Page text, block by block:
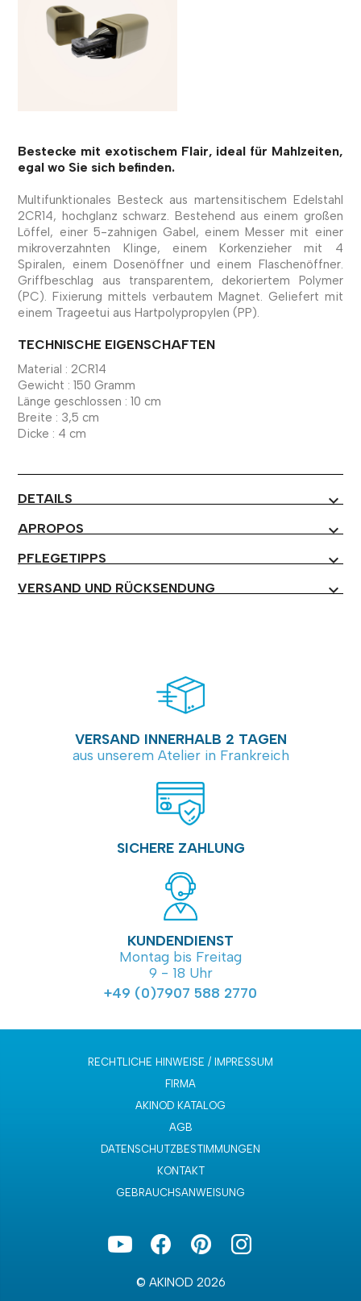
Bestecke mit exotischem Flair, ideal für Mahlzeiten,
egal wo Sie sich befinden.
Multifunktionales Besteck aus martensitischem Edelstahl
2CR14, hochglanz schwarz. Bestehend aus einem großen
Löffel, einer 5-zahnigen Gabel, einem Messer mit einer
mikroverzahnten Klinge, einem Korkenzieher mit 4
Spiralen, einem Dosenöffner und einem Flaschenöffner.
Griffbeschlag aus transparentem, dekoriertem Polymer
(PC). Fixierung mittels verbautem Magnet. Geliefert mit
einem Trageetui aus Hartpolypropylen (PP).
TECHNISCHE EIGENSCHAFTEN
Material : 2CR14
Gewicht : 150 Gramm
Länge geschlossen : 10 cm
Breite : 3,5 cm
Dicke : 4 cm
DETAILS expand_more
APROPOS expand_more
PFLEGETIPPS expand_more
VERSAND UND RÜCKSENDUNG expand_more
VERSAND INNERHALB 2 TAGEN
aus unserem Atelier in Frankreich
SICHERE ZAHLUNG
KUNDENDIENST
Montag bis Freitag
9 - 18 Uhr
+49 (0)7907 588 2770
RECHTLICHE HINWEISE / IMPRESSUM
FIRMA
AKINOD KATALOG
AGB
DATENSCHUTZBESTIMMUNGEN
KONTAKT
GEBRAUCHSANWEISUNG
© AKINOD 2026